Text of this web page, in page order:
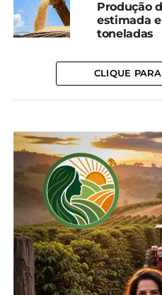
Facebook
Relacionado
um quarto das
exportações do PR no 1°
trimestre
11 de junho, 2024
Em "Paraná"
Exportações do agro
paranaense cresceram
40,8% em volume em
2023
19 de janeiro, 2024
Em "Paraná"
Produção
estimada
toneladas
CLIQUE